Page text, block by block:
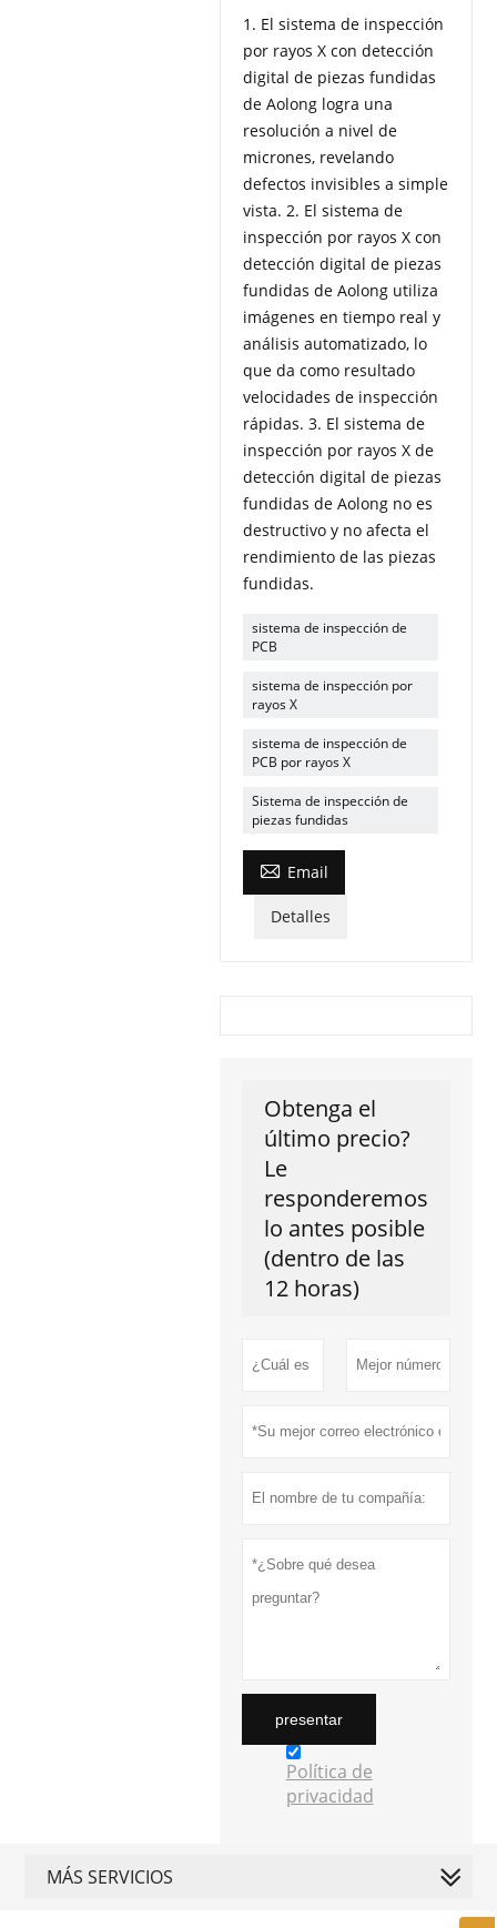
1. El sistema de inspección
por rayos X con detección
digital de piezas fundidas
de Aolong logra una
resolución a nivel de
micrones, revelando
defectos invisibles a simple
vista. 2. El sistema de
inspección por rayos X con
detección digital de piezas
fundidas de Aolong utiliza
imágenes en tiempo real y
análisis automatizado, lo
que da como resultado
velocidades de inspección
rápidas. 3. El sistema de
inspección por rayos X de
detección digital de piezas
fundidas de Aolong no es
destructivo y no afecta el
rendimiento de las piezas
fundidas.
sistema de inspección de
PCB
sistema de inspección por
rayos X
sistema de inspección de
PCB por rayos X
Sistema de inspección de
piezas fundidas
 Email
Detalles
Obtenga el
último precio?
Le
responderemos
lo antes posible
(dentro de las
12 horas)
presentar
Política de
privacidad
MÁS SERVICIOS